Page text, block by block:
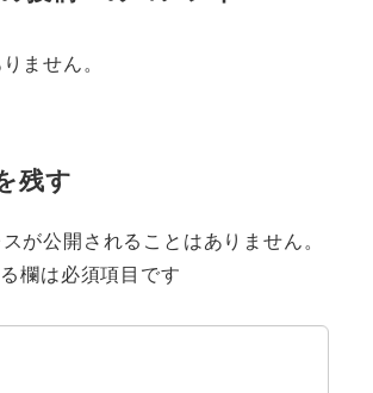
ません。
残す
が公開されることはありません。
欄は必須項目です